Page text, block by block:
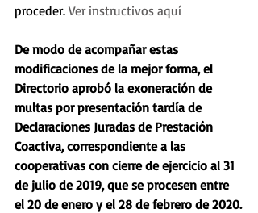
proceder. Ver instructivos aquí
De modo de acompañar estas
modificaciones de la mejor forma, el
Directorio aprobó la exoneración de
multas por presentación tardía de
Declaraciones Juradas de Prestación
Coactiva, correspondiente a las
cooperativas con cierre de ejercicio al 31
de julio de 2019, que se procesen entre
el 20 de enero y el 28 de febrero de 2020.